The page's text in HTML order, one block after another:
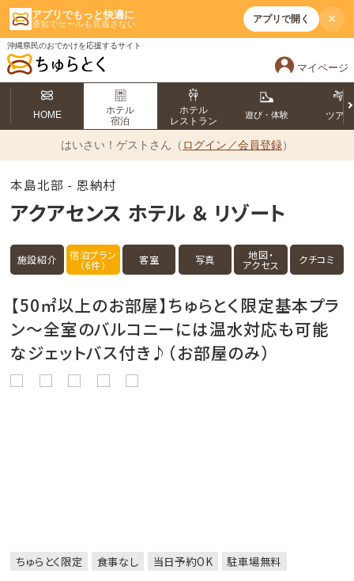
アプリでもっと快適に
通知でセールも見逃さない アプリで開く ×
沖縄県民のおでかけを応援するサイト
マイページ
HOME
ホテル
宿泊
ホテル
レストラン
遊び・体験 ツアー
はいさい！ ゲストさん（ ログイン／会員登録）
本島北部 - 恩納村
アクアセンス ホテル ＆ リゾート
施設紹介 宿泊プラン
（6件） 客室 写真 地図・
アクセス クチコミ
【50㎡以上のお部屋】ちゅらとく限定基本プラ
ン～全室のバルコニーには温水対応も可能
なジェットバス付き♪（お部屋のみ）
ちゅらとく限定 食事なし 当日予約OK 駐車場無料